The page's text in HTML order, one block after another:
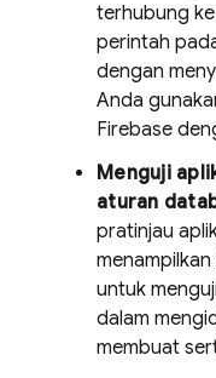
terhubung
perintah
dengan
Anda
Firebase
Menguji
aturan
pratinjau
untuk
dalam
membuat